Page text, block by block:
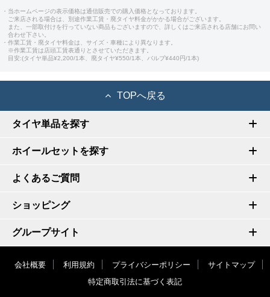
・当ホームページの表示価格は通信販売での購入価格となっております。
ご来店される場合は、別途作業工賃・廃タイヤ料金がかかる場合がございます。
また、一部取付けを行っていない商品もございますので、詳しくはご来店される店舗にお問い
合わせ下さい。
・作業工賃・廃タイヤ料金は、サイズ・車種により異なります。
※作業工賃は店頭工賃表通りとさせていただきます。
目安:(タイヤ単品¥2,200/1本、廃タイヤ¥550/1本、バルブ¥440円/1本)
TOPへ戻る
タイヤ単品を探す
ホイールセットを探す
よくあるご質問
ショッピング
グループサイト
会社概要 利用規約 プライバシーポリシー
サイトマップ
特定商取引法に基づく表記